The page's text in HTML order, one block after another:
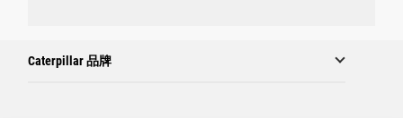
Caterpillar 品牌